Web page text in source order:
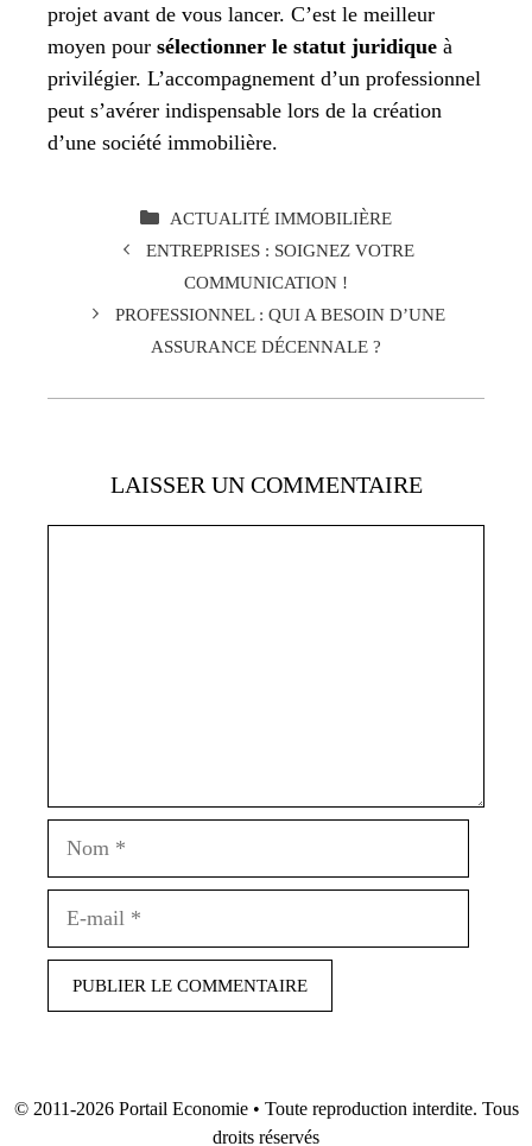
projet avant de vous lancer. C’est le meilleur
moyen pour sélectionner le statut juridique à
privilégier. L’accompagnement d’un professionnel
peut s’avérer indispensable lors de la création
d’une société immobilière.
CATÉGORIES
ACTUALITÉ IMMOBILIÈRE
ENTREPRISES : SOIGNEZ VOTRE
COMMUNICATION !
PROFESSIONNEL : QUI A BESOIN D’UNE
ASSURANCE DÉCENNALE ?
LAISSER UN COMMENTAIRE
© 2011-2026 Portail Economie• Toute reproduction interdite. Tous
droits réservés